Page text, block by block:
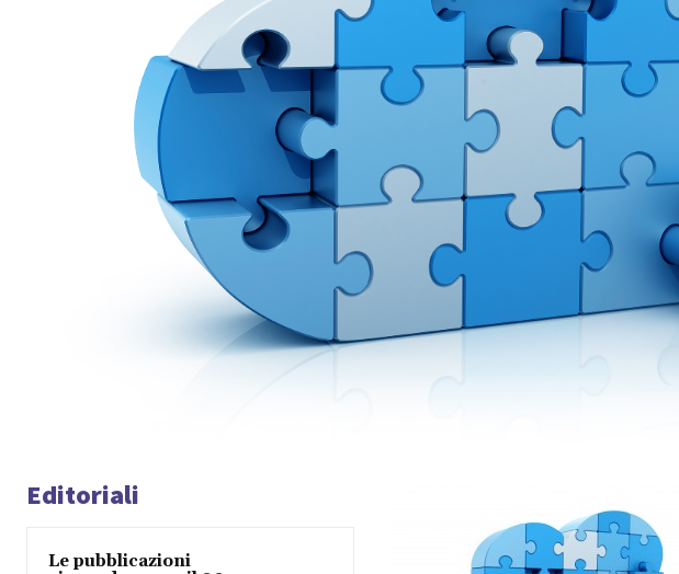
Editoriali
Le pubblicazioni